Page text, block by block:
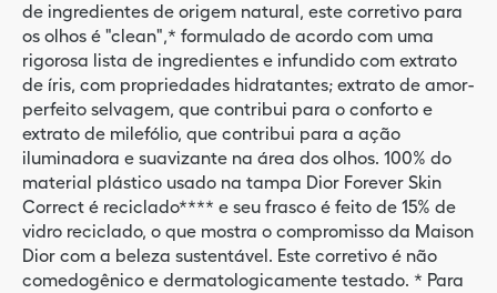
de ingredientes de origem natural, este corretivo para
os olhos é "clean",* formulado de acordo com uma
rigorosa lista de ingredientes e infundido com extrato
de íris, com propriedades hidratantes; extrato de amor-
perfeito selvagem, que contribui para o conforto e
extrato de milefólio, que contribui para a ação
iluminadora e suavizante na área dos olhos. 100% do
material plástico usado na tampa Dior Forever Skin
Correct é reciclado**** e seu frasco é feito de 15% de
vidro reciclado, o que mostra o compromisso da Maison
Dior com a beleza sustentável. Este corretivo é não
comedogênico e dermatologicamente testado. * Para